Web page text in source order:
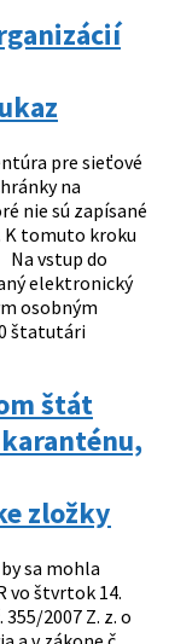
pre sieťové
na
nie sú zapísané
K tomuto kroku
Na vstup do
elektronický
osobným
štatutári
štát
zložky
sa mohla
vo štvrtok 14.
2007 Z. z. o